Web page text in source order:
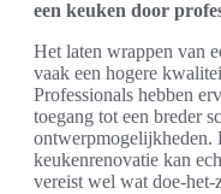
een keuken door
Het laten wrappen van
vaak een hogere
Professionals hebben
toegang tot een breder
ontwerpmogelijkheden.
keukenrenovatie kan
vereist wel wat doe-het-